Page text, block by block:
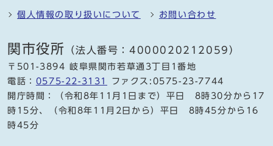
個人情報の取り扱いについて お問い合わせ
関市役所 （法人番号：4000020212059）
〒501-3894 岐阜県関市若草通3丁目1番地
電話： 0575-22-3131
ファクス:0575-23-7744
開庁時間：（令和8年11月1日まで）平日 8時30分から17
時15分、（令和8年11月2日から）平日 8時45分から16
時45分